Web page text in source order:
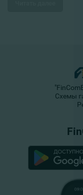
Схемы